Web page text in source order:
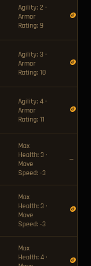
Agility: 2 ·
Armor
Rating: 9
🪙 36
Agility: 3 ·
Armor
Rating: 10
🪙 60
Agility: 4 ·
Armor
Rating: 11
🪙 120
Max
Health: 3 ·
Move
Speed: -3
—
Max
Health: 3 ·
Move
Speed: -3
🪙 12
Max
Health: 4 ·
🪙 18